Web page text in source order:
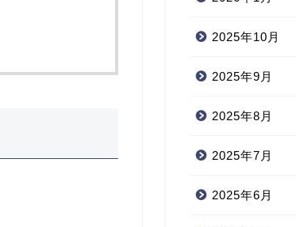
2025年10月
2025年9月
2025年8月
2025年7月
2025年6月